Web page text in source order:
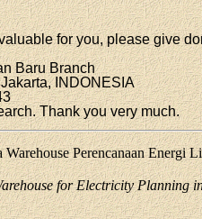
for you, please give
Baru Branch
INDONESIA
Thank you very much.
Perencanaan Energi
for Electricity Planning